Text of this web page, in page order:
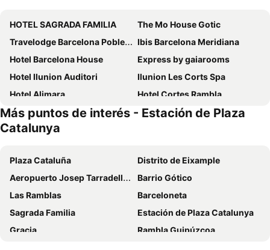
HOTEL SAGRADA FAMILIA
The Mo House Gotic
Travelodge Barcelona Poblenou
Ibis Barcelona Meridiana
Hotel Barcelona House
Express by gaiarooms
Hotel Ilunion Auditori
Ilunion Les Corts Spa
Hotel Alimara
Hotel Cortes Rambla
Hotel Balmoral
Hotel Best Auto Hogar
Hotel Indigo Barcelona Plaza Espana By Ihg
ITC Barcelona By Soho Boutique
Hotel Best Aranea
Hotel SB Win 4* Sup
Catalonia Sagrada Familia
Hotel Sant Pau
Hotel Best 4 Barcelona
Leonardo Royal Hotel Barcelona Forum
HCC Montblanc
Hostal Felipe II
Catalonia Park Putxet
Más puntos de interés - Estación de Plaza
Catalunya
Plaza Cataluña
Distrito de Eixample
Aeropuerto Josep Tarradellas Barcelona-El Prat
Barrio Gótico
Las Ramblas
Barceloneta
Sagrada Familia
Estación de Plaza Catalunya
Gracia
Rambla Guipúzcoa